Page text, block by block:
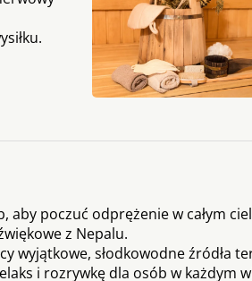
aby poczuć odprężenie w całym
z Nepalu.
wyjątkowe, słodkowodne źródła
i rozrywkę dla osób w każdym